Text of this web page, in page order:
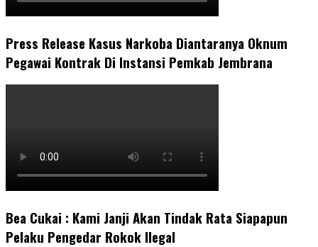
Press Release Kasus Narkoba Diantaranya Oknum
Pegawai Kontrak Di Instansi Pemkab Jembrana
Bea Cukai : Kami Janji Akan Tindak Rata Siapapun
Pelaku Pengedar Rokok Ilegal